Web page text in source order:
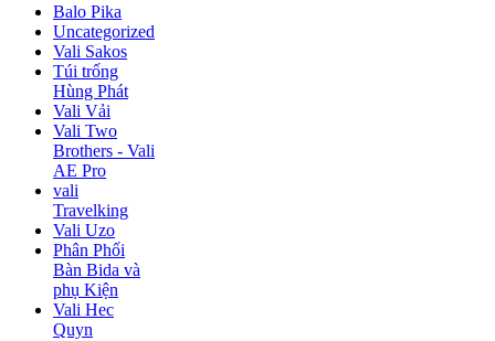
Balo Pika
Uncategorized
Vali Sakos
Túi trống
Hùng Phát
Vali Vải
Vali Two
Brothers - Vali
AE Pro
vali
Travelking
Vali Uzo
Phân Phối
Bàn Bida và
phụ Kiện
Vali Hec
Quyn